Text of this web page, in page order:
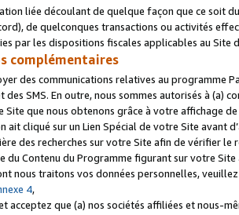
liée découlant de quelque façon que ce soit
de quelconques transactions ou activités
par les dispositions fiscales applicables au Site
complémentaires
des communications relatives au programme
des SMS. En outre, nous sommes autorisés à
que nous obtenons grâce à votre affichage
ait cliqué sur un Lien Spécial de votre Site avant
des recherches sur votre Site afin de vérifier
du Contenu du Programme figurant sur votre
nous traitons vos données personnelles,
4,
acceptez que (a) nos sociétés affiliées et nous-